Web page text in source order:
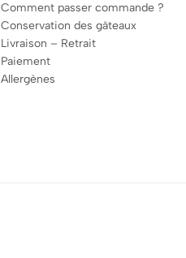
Comment passer commande ?
Conservation des gâteaux
Livraison – Retrait
Paiement
Allergènes